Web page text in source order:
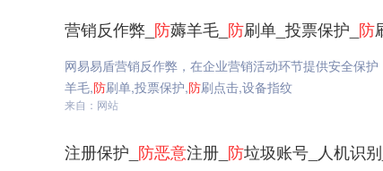
营销反作弊_ 防薅羊毛_ 防刷单_投票保护_ 防
网易易盾营销反作弊，在企业营销活动环节提供安全保
羊毛,防刷单,投票保护,防刷点击,设备指纹
来自：网站
注册保护_ 防恶意注册_ 防垃圾账号_人机识